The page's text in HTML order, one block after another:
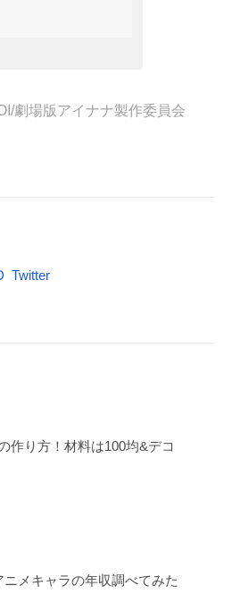
劇場版アイナナ製作委員会
Twitter
作り方！材料は100均&デコ
メキャラの年収調べてみた